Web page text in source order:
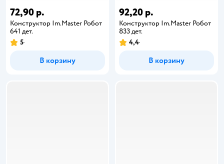
72,90 р.
Конструктор Im.Master Робот
641 дет.
5
В корзину
92,20 р.
Конструктор Im.Master Робот
833 дет.
4,4
В корзину